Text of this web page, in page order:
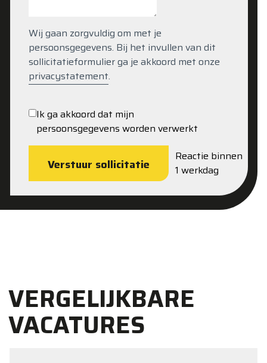
Reactie binnen
1 werkdag
Wij gaan zorgvuldig om met je
persoonsgegevens. Bij het invullen van dit
sollicitatieformulier ga je akkoord met onze
privacystatement.
Ik ga akkoord dat mijn
persoonsgegevens worden verwerkt
Verstuur sollicitatie
VERGELIJKBARE
VACATURES